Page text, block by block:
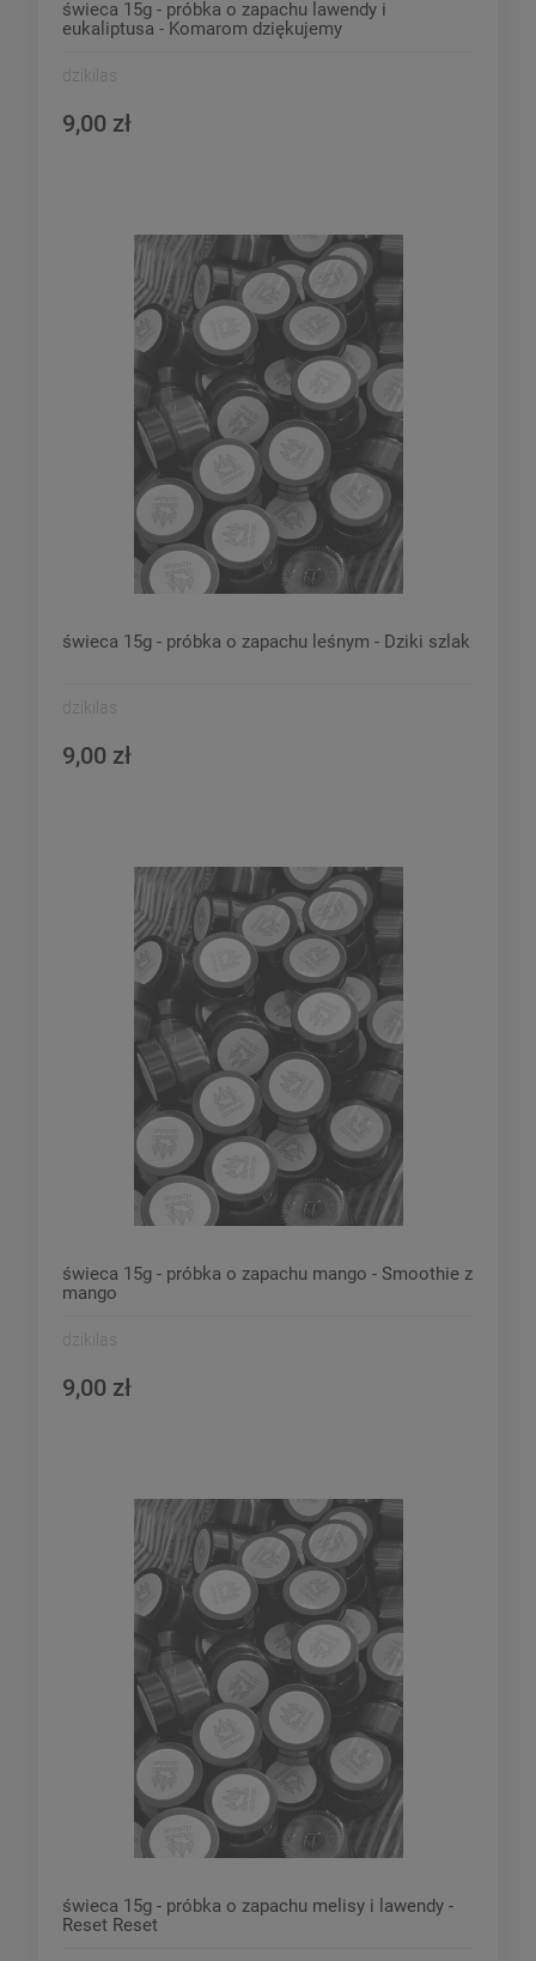
świeca 15g - próbka o zapachu lawendy i
eukaliptusa - Komarom dziękujemy
dzikilas
9,00 zł
świeca 15g - próbka o zapachu leśnym - Dziki szlak
dzikilas
9,00 zł
świeca 15g - próbka o zapachu mango - Smoothie z
mango
dzikilas
9,00 zł
świeca 15g - próbka o zapachu melisy i lawendy -
Reset Reset